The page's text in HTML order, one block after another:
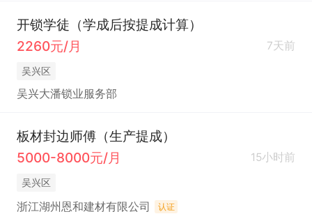
开锁学徒（学成后按提成计算）
2260元/月
7天前
吴兴区
吴兴大潘锁业服务部
板材封边师傅（生产提成）
5000-8000元/月
15小时前
吴兴区
浙江湖州恩和建材有限公司 认证